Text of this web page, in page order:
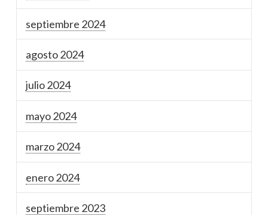
septiembre 2024
agosto 2024
julio 2024
mayo 2024
marzo 2024
enero 2024
septiembre 2023